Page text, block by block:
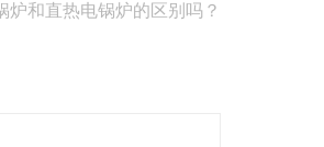
炉和直热电锅炉的区别吗？